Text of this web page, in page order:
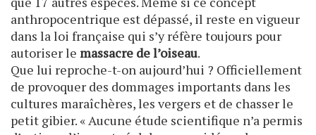
anthropocentrique est dépassé, il reste en vigueur
dans la loi française qui s’y réfère toujours pour
autoriser le massacre de l’oiseau.
Que lui reproche-t-on aujourd’hui ? Officiellement
de provoquer des dommages importants dans les
cultures maraîchères, les vergers et de chasser le
petit gibier. « Aucune étude scientifique n’a permis